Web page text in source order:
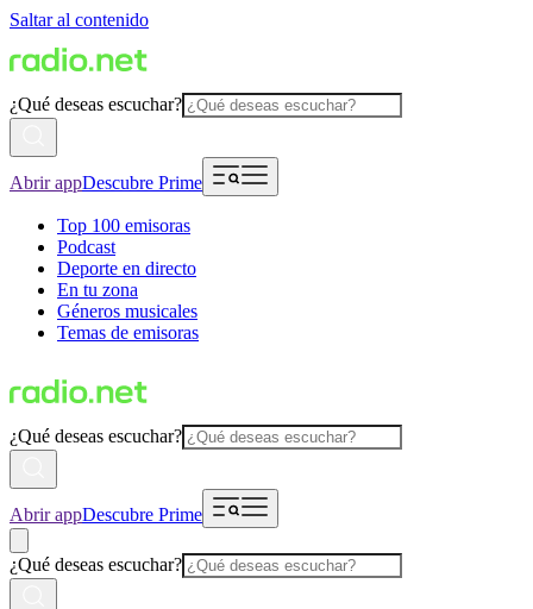
Saltar al contenido
¿Qué deseas escuchar?
Abrir appDescubre Prime
Top 100 emisoras
Podcast
Deporte en directo
En tu zona
Géneros musicales
Temas de emisoras
¿Qué deseas escuchar?
Abrir appDescubre Prime
¿Qué deseas escuchar?